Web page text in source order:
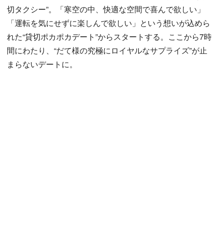
切タクシー”。「寒空の中、快適な空間で喜んで欲しい」
「運転を気にせずに楽しんで欲しい」という想いが込めら
れた“貸切ポカポカデート”からスタートする。ここから7時
間にわたり、“だて様の究極にロイヤルなサプライズ”が止
まらないデートに。